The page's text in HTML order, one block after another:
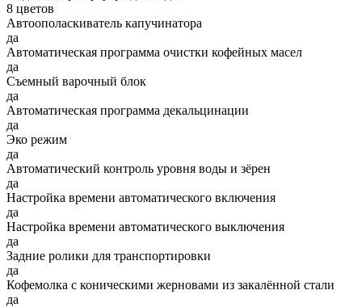
8 цветов
Автоополаскиватель капучинатора
да
Автоматическая программа очистки кофейных масел
да
Съемный варочный блок
да
Автоматическая программа декальцинации
да
Эко режим
да
Автоматический контроль уровня воды и зёрен
да
Настройка времени автоматического включения
да
Настройка времени автоматического выключения
да
Задние ролики для транспортировки
да
Кофемолка с коническими жерновами из закалённой стали
да